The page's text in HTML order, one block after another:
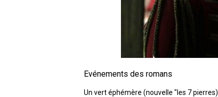
Evénements des romans
Un vert éphémère (nouvelle "les 7 pierres)